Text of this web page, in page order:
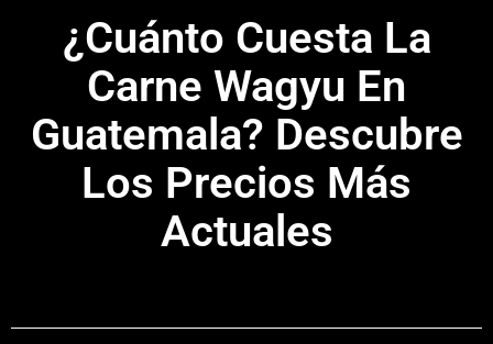
¿Cuánto Cuesta La
Carne Wagyu En
Guatemala? Descubre
Los Precios Más
Actuales